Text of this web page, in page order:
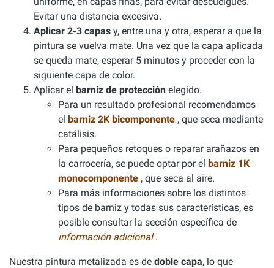
Evitar una distancia excesiva.
Aplicar 2-3 capas y, entre una y otra, esperar a que la
pintura se vuelva mate. Una vez que la capa aplicada
se queda mate, esperar 5 minutos y proceder con la
siguiente capa de color.
Aplicar el barniz de protección elegido.
Para un resultado profesional recomendamos
el barniz 2K bicomponente , que seca mediante
catálisis.
Para pequeños retoques o reparar arañazos en
la carrocería, se puede optar por el barniz 1K
monocomponente , que seca al aire.
Para más informaciones sobre los distintos
tipos de barniz y todas sus características, es
posible consultar la sección específica de
información adicional.
Nuestra pintura metalizada es de doble capa, lo que